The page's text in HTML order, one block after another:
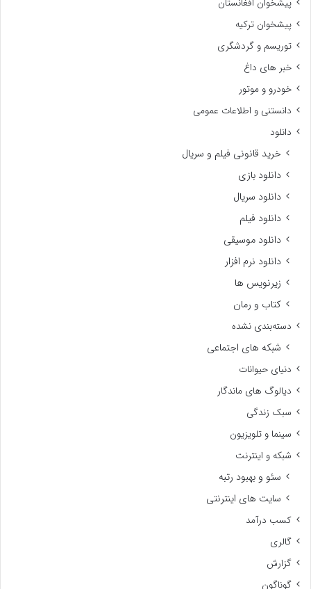
پیشخوان افغانستان
پیشخوان ترکیه
توریسم و گردشگری
خبر های داغ
خودرو و موتور
دانستنی و اطلاعات عمومی
دانلود
خرید قانونی فیلم و سریال
دانلود بازی
دانلود سریال
دانلود فیلم
دانلود موسیقی
دانلود نرم افزار
زیرنویس ها
کتاب و رمان
دسته‌بندی نشده
شبکه های اجتماعی
دنیای حیوانات
دیالوگ های ماندگار
سبک زندگی
سینما و تلویزیون
شبکه و اینترنت
سئو و بهبود رتبه
سایت های اینترنتی
کسب درآمد
گالری
گزارش
گوناگون